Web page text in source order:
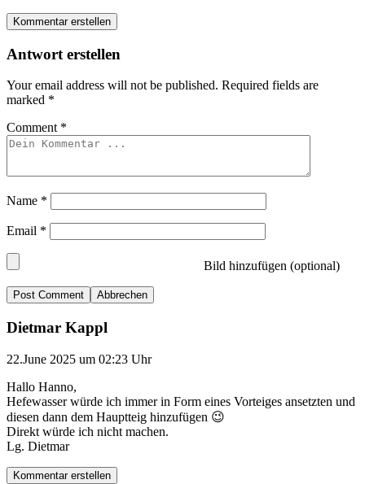
Kommentar erstellen
Antwort erstellen
Your email address will not be published. Required fields are
marked *
Comment *
Name *
Email *
Bild hinzufügen (optional)
Abbrechen
Dietmar Kappl
22.June 2025 um 02:23 Uhr
Hallo Hanno,
Hefewasser würde ich immer in Form eines Vorteiges ansetzten und
diesen dann dem Hauptteig hinzufügen 😉
Direkt würde ich nicht machen.
Lg. Dietmar
Kommentar erstellen